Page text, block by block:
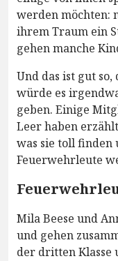
werden möchten:
ihrem Traum ein
gehen manche
Und das ist gut
würde es
geben. Einige
Leer haben
was sie toll finden
Feuerwehrleute
Mila Beese und
und gehen
der dritten Klasse